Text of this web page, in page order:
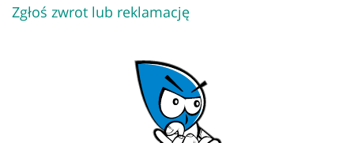
Zgłoś zwrot lub reklamację